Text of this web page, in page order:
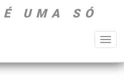
UMA SÓ